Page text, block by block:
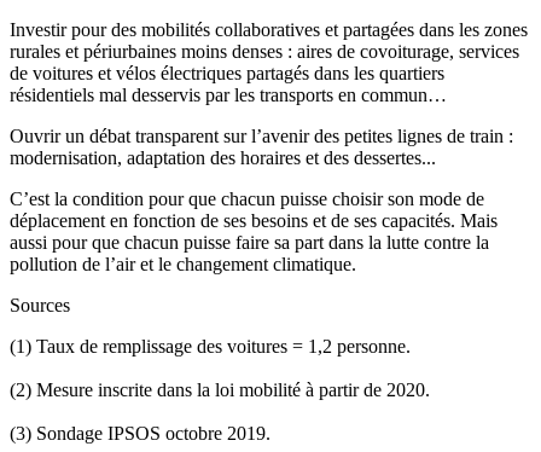
Investir pour des mobilités collaboratives et partagées dans les zones
rurales et périurbaines moins denses : aires de covoiturage, services
de voitures et vélos électriques partagés dans les quartiers
résidentiels mal desservis par les transports en commun…
Ouvrir un débat transparent sur l’avenir des petites lignes de train :
modernisation, adaptation des horaires et des dessertes...
C’est la condition pour que chacun puisse choisir son mode de
déplacement en fonction de ses besoins et de ses capacités. Mais
aussi pour que chacun puisse faire sa part dans la lutte contre la
pollution de l’air et le changement climatique.
Sources
(1) Taux de remplissage des voitures = 1,2 personne.
(2) Mesure inscrite dans la loi mobilité à partir de 2020.
(3) Sondage IPSOS octobre 2019.